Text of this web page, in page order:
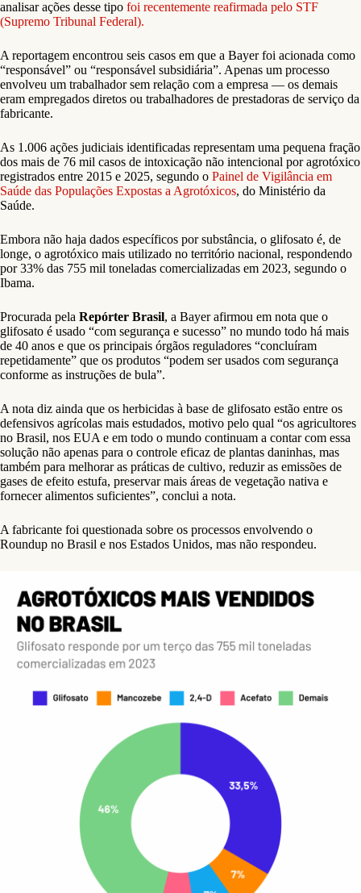
analisar ações desse tipo foi recentemente reafirmada pelo STF
(Supremo Tribunal Federal).
A reportagem encontrou seis casos em que a Bayer foi acionada como
“responsável” ou “responsável subsidiária”. Apenas um processo
envolveu um trabalhador sem relação com a empresa — os demais
eram empregados diretos ou trabalhadores de prestadoras de serviço da
fabricante.
As 1.006 ações judiciais identificadas representam uma pequena fração
dos mais de 76 mil casos de intoxicação não intencional por agrotóxico
registrados entre 2015 e 2025, segundo o Painel de Vigilância em
Saúde das Populações Expostas a Agrotóxicos, do Ministério da
Saúde.
Embora não haja dados específicos por substância, o glifosato é, de
longe, o agrotóxico mais utilizado no território nacional, respondendo
por 33% das 755 mil toneladas comercializadas em 2023, segundo o
Ibama.
Procurada pela Repórter Brasil, a Bayer afirmou em nota que o
glifosato é usado “com segurança e sucesso” no mundo todo há mais
de 40 anos e que os principais órgãos reguladores “concluíram
repetidamente” que os produtos “podem ser usados com segurança
conforme as instruções de bula”.
A nota diz ainda que os herbicidas à base de glifosato estão entre os
defensivos agrícolas mais estudados, motivo pelo qual “os agricultores
no Brasil, nos EUA e em todo o mundo continuam a contar com essa
solução não apenas para o controle eficaz de plantas daninhas, mas
também para melhorar as práticas de cultivo, reduzir as emissões de
gases de efeito estufa, preservar mais áreas de vegetação nativa e
fornecer alimentos suficientes”, conclui a nota.
A fabricante foi questionada sobre os processos envolvendo o
Roundup no Brasil e nos Estados Unidos, mas não respondeu.